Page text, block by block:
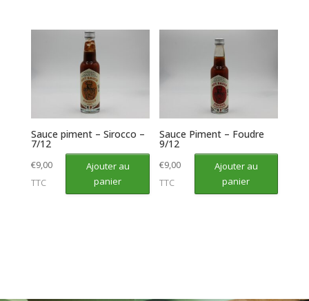
Sauce piment – Sirocco –
7/12
€9,00
TTC
Ajouter au
panier
Sauce Piment – Foudre
9/12
€9,00
TTC
Ajouter au
panier